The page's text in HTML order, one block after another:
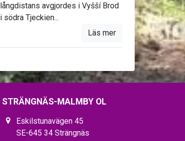
långdistans avgjordes i Vyšší Brod
i södra Tjeckien...
Läs mer
STRÄNGNÄS-MALMBY OL
Eskilstunavägen 45
SE-645 34 Strängnäs